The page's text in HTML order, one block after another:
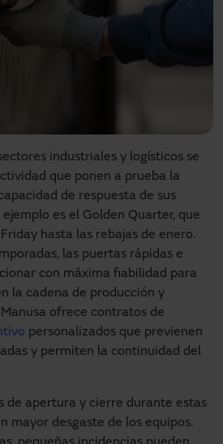
industriales y logísticos se
que ponen a prueba la
de respuesta de sus
es el Golden Quarter, que
hasta las rebajas de enero.
las puertas rápidas e
con máxima fiabilidad para
la cadena de producción y
ofrece contratos de
personalizados que previenen
y permiten la continuidad del
de apertura y cierre durante estas
mayor desgaste de los equipos.